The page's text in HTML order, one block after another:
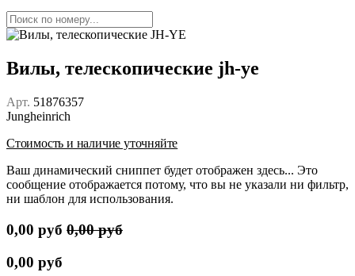
Вилы, телескопические jh-ye
Арт. 51876357
Jungheinrich
Стоимость и наличие уточняйте
Ваш динамический сниппет будет отображен здесь... Это
сообщение отображается потому, что вы не указали ни фильтр,
ни шаблон для использования.
0,00 руб 0,00руб
0,00 руб